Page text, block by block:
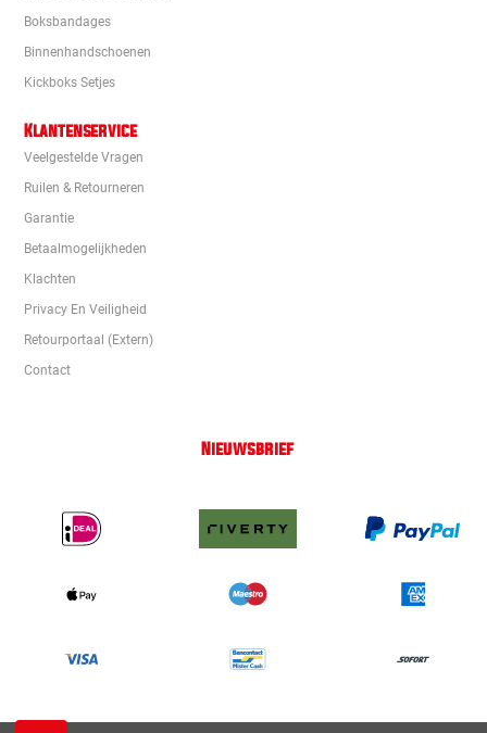
Boksbandages
Binnenhandschoenen
Kickboks Setjes
Klantenservice
Veelgestelde Vragen
Ruilen & Retourneren
Garantie
Betaalmogelijkheden
Klachten
Privacy En Veiligheid
Retourportaal (extern)
Contact
Nieuwsbrief